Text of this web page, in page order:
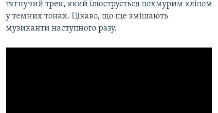
тягнучий трек, який ілюструється похмурим кліпом
у темних тонах. Цікаво, що ще змішають
музиканти наступного разу.